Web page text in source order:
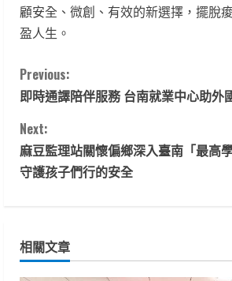
顧安全、微創、有效的新選擇，擺脫
盈人生。
C
o
n
t
n
Previous:
即時通譯陪伴服務 台南就業中心助外
Next:
麻豆監理站關懷偏鄉深入臺南「最高
守護孩子們行的安全
相關文章